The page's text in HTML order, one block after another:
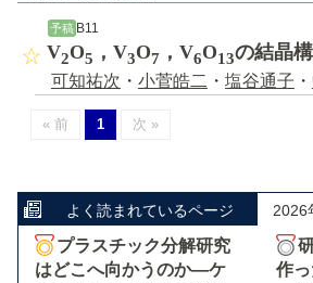
予稿 B11
V2O5 ，V3O7 ，V6O13の結晶
可知祐次 ・ 小菅皓二 ・ 塩谷通子 ・
« 前 1 次 »
よく読まれているページ 2026
プラスチック分解研究
はどこへ向かうのか―ケ
作